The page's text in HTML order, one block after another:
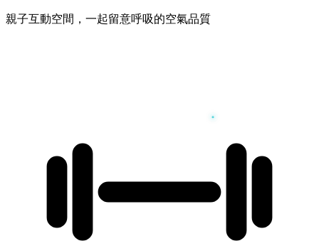
親子互動空間，一起留意呼吸的空氣品質